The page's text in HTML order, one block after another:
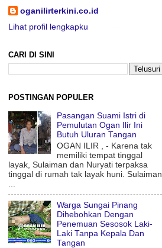
oganilirterkini.co.id
Lihat profil lengkapku
CARI DI SINI
POSTINGAN POPULER
Pasangan Suami Istri di
Pemulutan Ogan Ilir Ini
Butuh Uluran Tangan
OGAN ILIR , - Karena tak
memiliki tempat tinggal
layak, Sulaiman dan Nuryati terpaksa
tinggal di rumah tak layak huni. Sulaiman
Warga Sungai Pinang
Dihebohkan Dengan
Penemuan Sesosok Laki-
Laki Tanpa Kepala Dan
Tangan